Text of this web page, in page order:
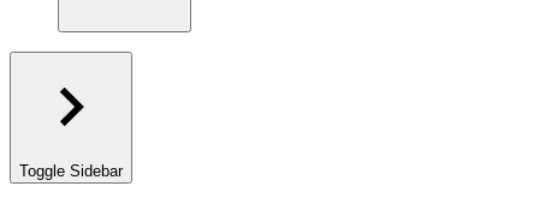
Toggle Sidebar